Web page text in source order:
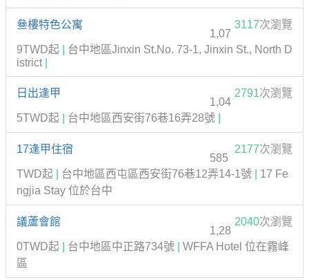
叄樓特色公寓 3117次瀏覽
1,07
9TWD起
台中地區Jinxin St.No. 73-1, Jinxin St., North D
istrict
日出逢甲 2791次瀏覽
1,04
5TWD起
台中地區西安街76巷16弄28號
17逢甲住宿 2177次瀏覽
585
TWD起
台中地區西屯區西安街76巷12弄14-1號
17 Fe
ngjia Stay 位於台中
議蘆會館 2040次瀏覽
1,28
0TWD起
台中地區中正路734號
WFFA Hotel 位在霧峰
區